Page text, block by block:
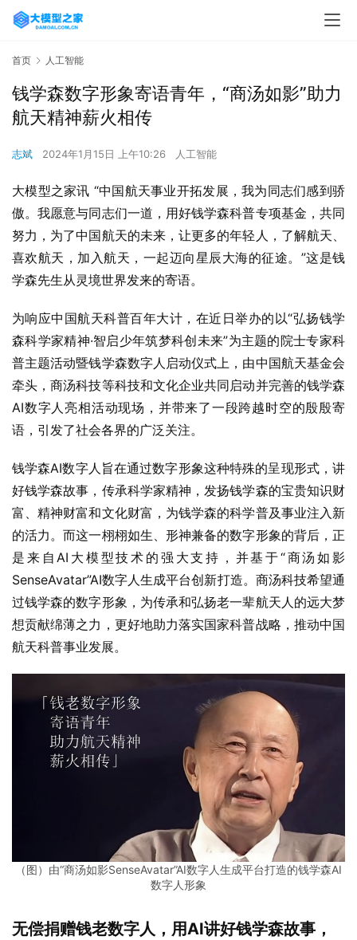
首页 人工智能
钱学森数字形象寄语青年，“商汤如影”助力
航天精神薪火相传
志斌 2024年1月15日 上午10:26 人工智能
大模型之家讯 “中国航天事业开拓发展，我为同志们感到骄
傲。我愿意与同志们一道，用好钱学森科普专项基金，共同
努力，为了中国航天的未来，让更多的年轻人，了解航天、
喜欢航天，加入航天，一起迈向星辰大海的征途。”这是钱
学森先生从灵境世界发来的寄语。
为响应中国航天科普百年大计，在近日举办的以“弘扬钱学
森科学家精神·智启少年筑梦科创未来”为主题的院士专家科
普主题活动暨钱学森数字人启动仪式上，由中国航天基金会
牵头，商汤科技等科技和文化企业共同启动并完善的钱学森
AI数字人亮相活动现场，并带来了一段跨越时空的殷殷寄
语，引发了社会各界的广泛关注。
钱学森AI数字人旨在通过数字形象这种特殊的呈现形式，讲
好钱学森故事，传承科学家精神，发扬钱学森的宝贵知识财
富、精神财富和文化财富，为钱学森的科学普及事业注入新
的活力。而这一栩栩如生、形神兼备的数字形象的背后，正
是来自AI大模型技术的强大支持，并基于“商汤如影
SenseAvatar”AI数字人生成平台创新打造。商汤科技希望通
过钱学森的数字形象，为传承和弘扬老一辈航天人的远大梦
想贡献绵薄之力，更好地助力落实国家科普战略，推动中国
航天科普事业发展。
（图）由“商汤如影SenseAvatar”AI数字人生成平台打造的钱学森AI
数字人形象
无偿捐赠钱老数字人，用AI讲好钱学森故事，